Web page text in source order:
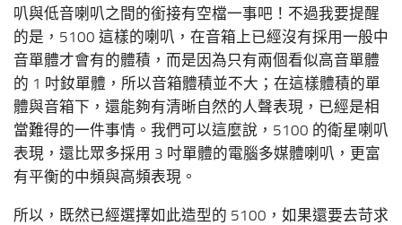
叭與低音喇叭之間的銜接有空檔一事吧！不過我要提醒
的是，5100 這樣的喇叭，在音箱上已經沒有採用一般中
音單體才會有的體積，而是因為只有兩個看似高音單體
的 1 吋釹單體，所以音箱體積並不大；在這樣體積的單
體與音箱下，還能夠有清晰自然的人聲表現，已經是相
當難得的一件事情。我們可以這麼說，5100 的衛星喇叭
表現，還比眾多採用 3 吋單體的電腦多媒體喇叭，更富
有平衡的中頻與高頻表現。
所以，既然已經選擇如此造型的 5100，如果還要去苛求